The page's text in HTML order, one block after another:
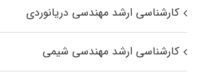
کارشناسی ارشد مهندسی دریانوردی
کارشناسی ارشد مهندسی شیمی